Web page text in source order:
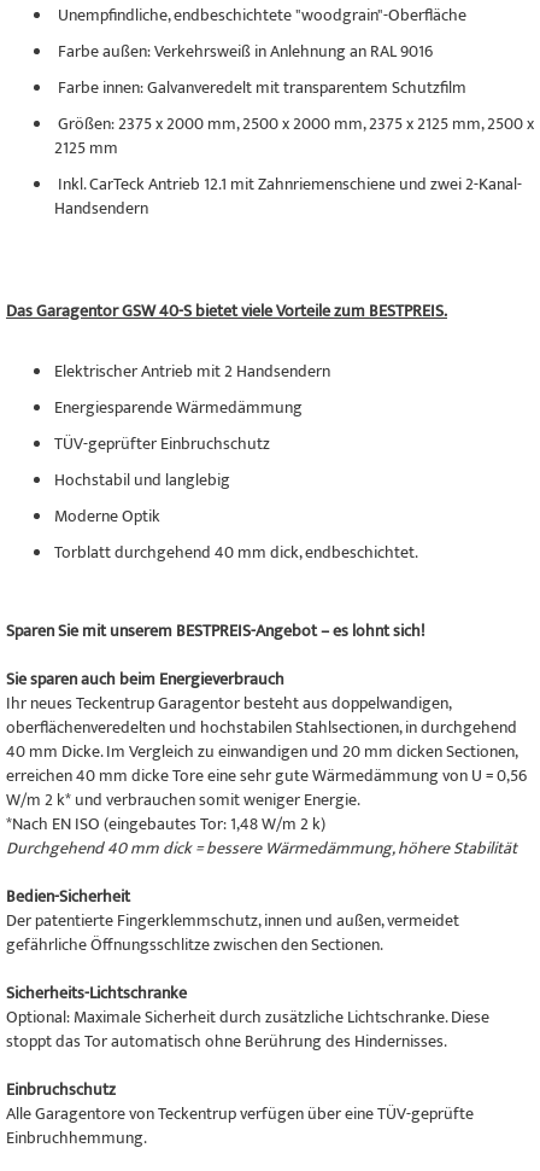
Unempfindliche, endbeschichtete "woodgrain"-Oberfläche
Farbe außen: Verkehrsweiß in Anlehnung an RAL 9016
Farbe innen: Galvanveredelt mit transparentem Schutzfilm
Größen: 2375 x 2000 mm, 2500 x 2000 mm, 2375 x 2125 mm, 2500 x
2125 mm
Inkl. CarTeck Antrieb 12.1 mit Zahnriemenschiene und zwei 2-Kanal-
Handsendern
Das Garagentor GSW 40-S bietet viele Vorteile zum BESTPREIS.
Elektrischer Antrieb mit 2 Handsendern
Energiesparende Wärmedämmung
TÜV-geprüfter Einbruchschutz
Hochstabil und langlebig
Moderne Optik
Torblatt durchgehend 40 mm dick, endbeschichtet.
Sparen Sie mit unserem BESTPREIS-Angebot – es lohnt sich!
Sie sparen auch beim Energieverbrauch
Ihr neues Teckentrup Garagentor besteht aus doppelwandigen,
oberflächenveredelten und hochstabilen Stahlsectionen, in durchgehend
40 mm Dicke. Im Vergleich zu einwandigen und 20 mm dicken Sectionen,
erreichen 40 mm dicke Tore eine sehr gute Wärmedämmung von U = 0,56
W/m 2 k* und verbrauchen somit weniger Energie.
*Nach EN ISO (eingebautes Tor: 1,48 W/m 2 k)
Durchgehend 40 mm dick = bessere Wärmedämmung, höhere Stabilität
Bedien-Sicherheit
Der patentierte Fingerklemmschutz, innen und außen, vermeidet
gefährliche Öffnungsschlitze zwischen den Sectionen.
Sicherheits-Lichtschranke
Optional: Maximale Sicherheit durch zusätzliche Lichtschranke. Diese
stoppt das Tor automatisch ohne Berührung des Hindernisses.
Einbruchschutz
Alle Garagentore von Teckentrup verfügen über eine TÜV-geprüfte
Einbruchhemmung.